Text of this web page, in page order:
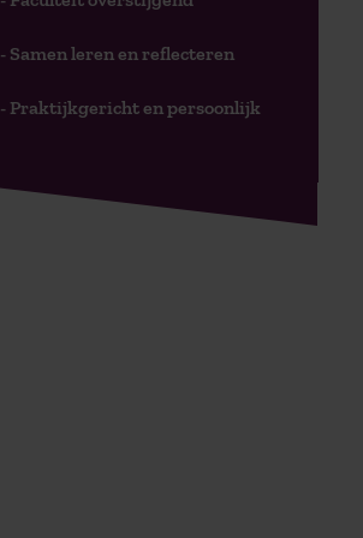
- Samen leren en reflecteren
- Praktijkgericht en persoonlijk